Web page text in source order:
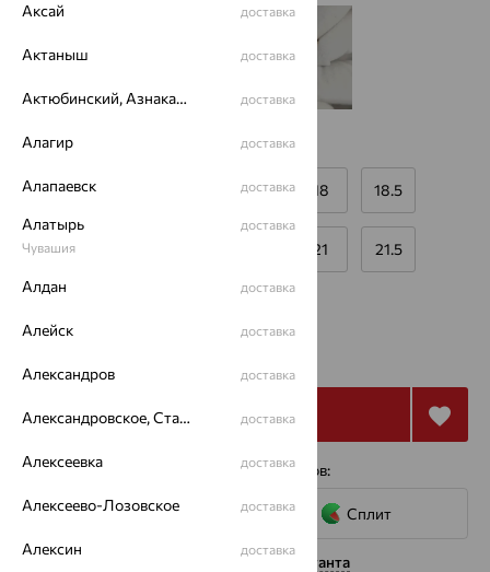
Размеры:
16 17.5 18 18.5
19 21 21.5
Калькулятор размера Другой размер
от 16 021
Купить
4 платежа по 4 005 с помощью сервисов:
Сплит
Нужна помощь консультанта
Аксай доставка
Актаныш доставка
Актюбинский, Азнакаевский район доставка
Алагир доставка
Алапаевск доставка
Алатырь
Чувашия
доставка
Алдан доставка
Алейск доставка
Александров доставка
Александровское, Ставропольский край доставка
Алексеевка доставка
Алексеево-Лозовское доставка
Алексин доставка